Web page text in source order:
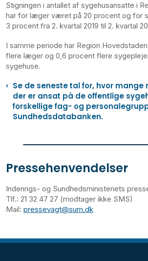
Stigningen i antallet af sygehusansatte i
har for læger været på 20 procent og for
3 procent fra 2. kvartal 2019 til 2. kvartal
I samme periode har Region
flere læger og 0,6 procent flere
sygehuse.
Se de seneste tal for, hvor
der er ansat på de offentlige
forskellige fag- og
Sundhedsdatabanken.
Pressehenvendelser
Indenrigs- og Sundhedsministeriets
Tlf.: 21 32 47 27 (modtager ikke SMS)
Mail: pressevagt@sum.dk